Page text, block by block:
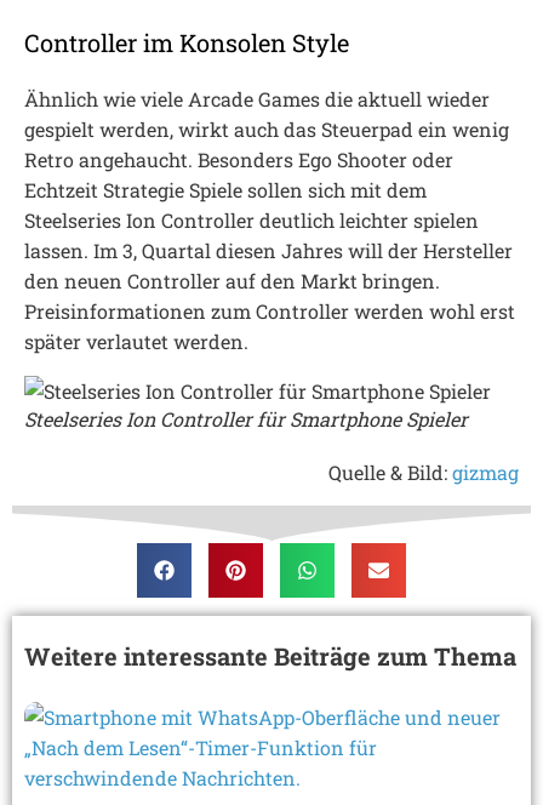
Controller im Konsolen Style
Ähnlich wie viele Arcade Games die aktuell wieder
gespielt werden, wirkt auch das Steuerpad ein wenig
Retro angehaucht. Besonders Ego Shooter oder
Echtzeit Strategie Spiele sollen sich mit dem
Steelseries Ion Controller deutlich leichter spielen
lassen. Im 3, Quartal diesen Jahres will der Hersteller
den neuen Controller auf den Markt bringen.
Preisinformationen zum Controller werden wohl erst
später verlautet werden.
Steelseries Ion Controller für Smartphone Spieler
Quelle & Bild:gizmag
Weitere interessante Beiträge zum Thema